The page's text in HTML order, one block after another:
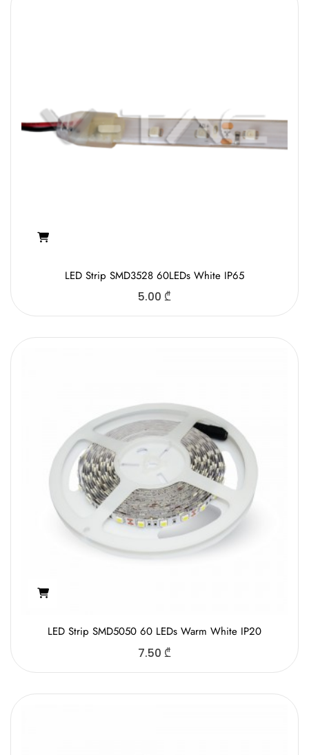
LED Strip SMD3528 60LEDs White IP65
5.00 ₾
LED Strip SMD5050 60 LEDs Warm White IP20
7.50 ₾